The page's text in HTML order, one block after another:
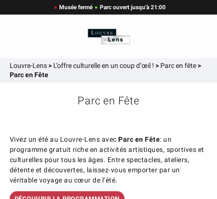
Musée fermé Parc ouvert jusqu'à 21:00
Louvre-Lens> L’offre culturelle en un coup d’œil ! > Parc en fête>
Parc en Fête
Parc en Fête
Vivez un été au Louvre-Lens avecParc en Fête: un
programme gratuit riche en activités artistiques, sportives et
culturelles pour tous les âges. Entre spectacles, ateliers,
détente et découvertes, laissez-vous emporter par un
véritable voyage au cœur de l’été.